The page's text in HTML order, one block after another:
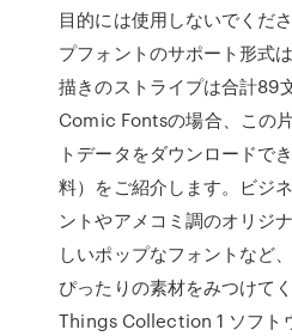
目的には使用しないでくだ
プフォントのサポート形式
描きのストライプは合計89
Comic Fontsの場合、この
トデータをダウンロードで
料）をご紹介します。ビジ
ントやアメコミ調のオリジ
しいポップなフォントなど
ぴったりの素材をみつけて
Things Collection 1 ソフト